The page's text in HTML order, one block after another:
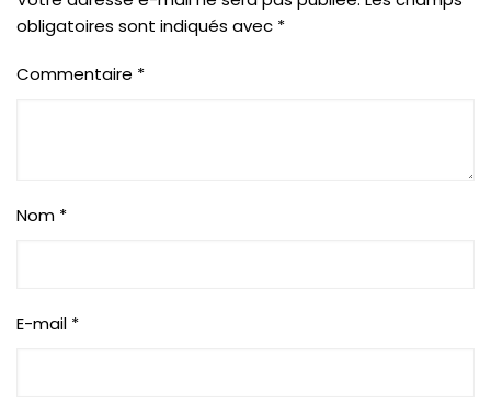
obligatoires sont indiqués avec *
Commentaire *
Nom *
E-mail *